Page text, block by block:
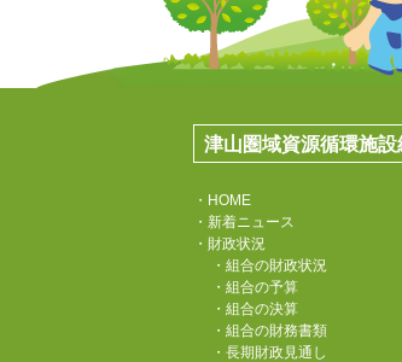
津山圏域資源循環施設
・HOME
・新着ニュース
・財政状況
・組合の財政状況
・組合の予算
・組合の決算
・組合の財務書類
・長期財政見通し